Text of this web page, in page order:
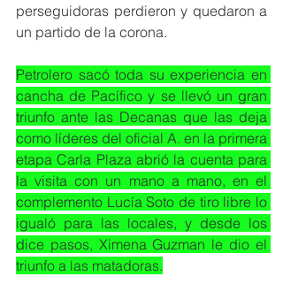
perseguidoras perdieron y quedaron a
un partido de la corona.
Petrolero sacó toda su experiencia en
cancha de Pacífico y se llevó un gran
triunfo ante las Decanas que las deja
como líderes del oficial A. en la primera
etapa Carla Plaza abrió la cuenta para
la visita con un mano a mano, en el
complemento Lucía Soto de tiro libre lo
igualó para las locales, y desde los
dice pasos, Ximena Guzman le dio el
triunfo a las matadoras.